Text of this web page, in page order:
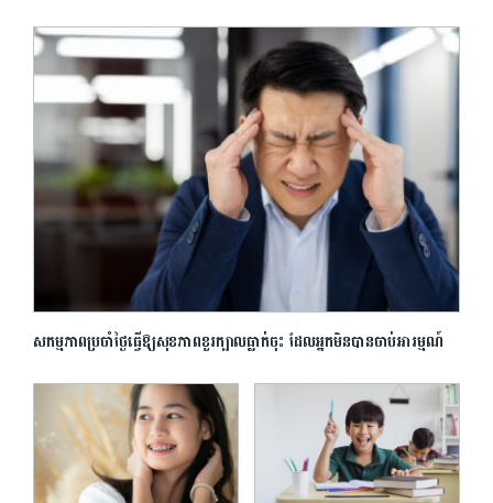
សកម្មភាពប្រចាំថ្ងៃធ្វើ​ឱ្យសុខភាពខួរក្បាលធ្លាក់ចុះ ដែលអ្នកមិនបានចាប់អារម្មណ៍